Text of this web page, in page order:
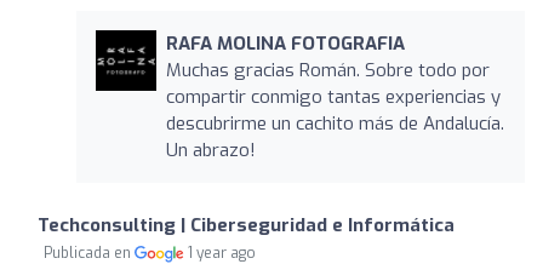
RAFA MOLINA FOTOGRAFIA
Muchas gracias Román. Sobre todo por
compartir conmigo tantas experiencias y
descubrirme un cachito más de Andalucía.
Un abrazo!
Techconsulting | Ciberseguridad e Informática
Publicada en 1 year ago